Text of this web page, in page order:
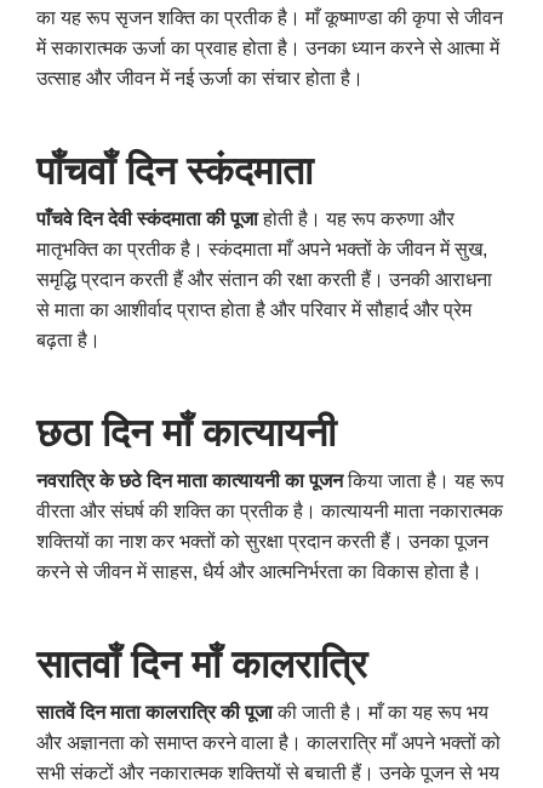
का यह रूप सृजन शक्ति का प्रतीक है। माँ कूष्माण्डा की कृपा से जीवन
में सकारात्मक ऊर्जा का प्रवाह होता है। उनका ध्यान करने से आत्मा में
उत्साह और जीवन में नई ऊर्जा का संचार होता है।
पाँचवाँ दिन स्कंदमाता
पाँचवे दिन देवी स्कंदमाता की पूजाहोती है। यह रूप करुणा और
मातृभक्ति का प्रतीक है। स्कंदमाता माँ अपने भक्तों के जीवन में सुख,
समृद्धि प्रदान करती हैं और संतान की रक्षा करती हैं। उनकी आराधना
से माता का आशीर्वाद प्राप्त होता है और परिवार में सौहार्द और प्रेम
बढ़ता है।
छठा दिन माँ कात्यायनी
नवरात्रि के छठे दिन माता कात्यायनी का पूजनकिया जाता है। यह रूप
वीरता और संघर्ष की शक्ति का प्रतीक है। कात्यायनी माता नकारात्मक
शक्तियों का नाश कर भक्तों को सुरक्षा प्रदान करती हैं। उनका पूजन
करने से जीवन में साहस, धैर्य और आत्मनिर्भरता का विकास होता है।
सातवाँ दिन माँ कालरात्रि
सातवें दिन माता कालरात्रि की पूजाकी जाती है। माँ का यह रूप भय
और अज्ञानता को समाप्त करने वाला है। कालरात्रि माँ अपने भक्तों को
सभी संकटों और नकारात्मक शक्तियों से बचाती हैं। उनके पूजन से भय